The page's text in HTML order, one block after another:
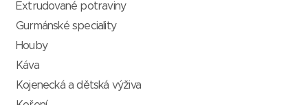
Extrudované potraviny
Gurmánské speciality
Houby
Káva
Kojenecká a dětská výživa